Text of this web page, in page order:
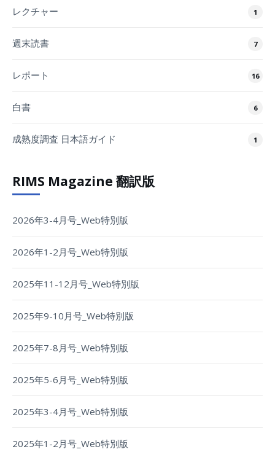
レクチャー 1
週末読書 7
レポート 16
白書 6
成熟度調査 日本語ガイド 1
RIMS Magazine 翻訳版
2026年3-4月号_Web特別版
2026年1-2月号_Web特別版
2025年11-12月号_Web特別版
2025年9-10月号_Web特別版
2025年7-8月号_Web特別版
2025年5-6月号_Web特別版
2025年3-4月号_Web特別版
2025年1-2月号_Web特別版